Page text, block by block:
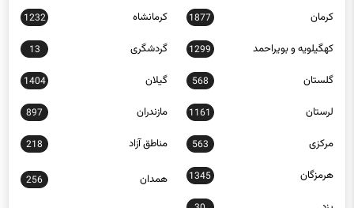
کاریکاتور 452 کردستان 940
کرمان 1877 کرمانشاه 1232
کهگیلویه و بویراحمد 1299 گردشگری 13
گلستان 568 گیلان 1404
لرستان 1161 مازندران 897
مرکزی 563
218
1345